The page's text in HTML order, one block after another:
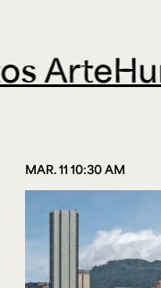
8
MAR. 11 10:30 AM